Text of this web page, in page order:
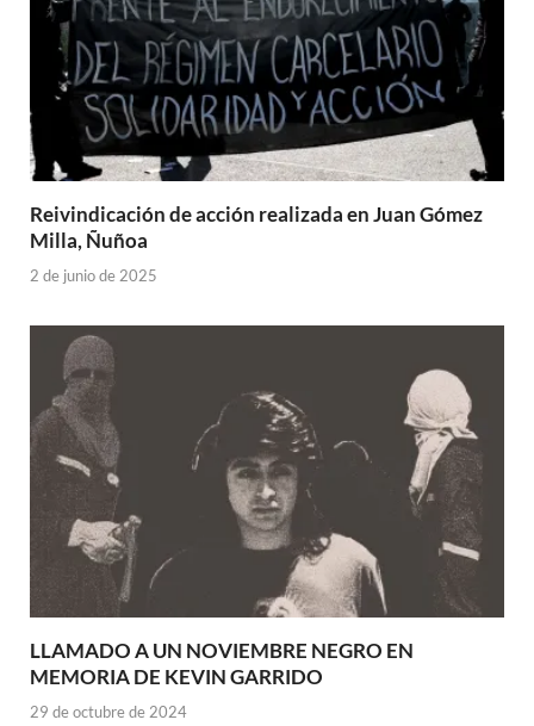
Reivindicación de acción realizada en Juan Gómez
Milla, Ñuñoa
2 de junio de 2025
LLAMADO A UN NOVIEMBRE NEGRO EN
MEMORIA DE KEVIN GARRIDO
29 de octubre de 2024